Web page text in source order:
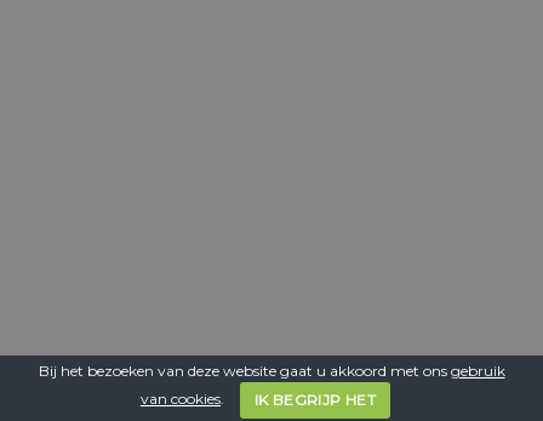
Bij het bezoeken van deze website gaat u akkoord met ons gebruik
van cookies. IK BEGRIJP HET